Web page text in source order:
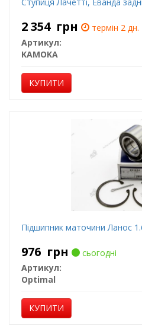
2 354 грн
термін 2 дн.
Артикул:
KAMOKA
КУПИТИ
Підшипник маточини Ланос
976 грн
сьогодні
Артикул:
Optimal
КУПИТИ